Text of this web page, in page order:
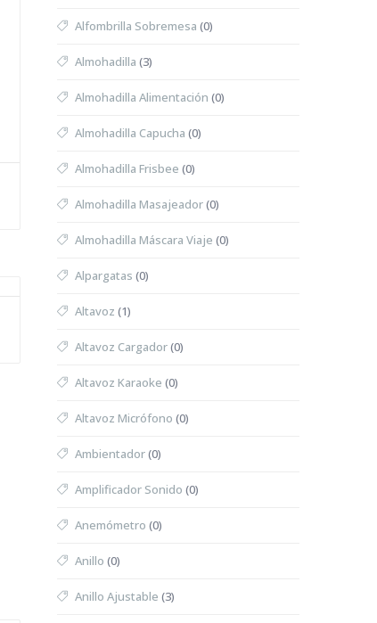
Alfombrilla Sobremesa (0)
Almohadilla (3)
Almohadilla Alimentación (0)
Almohadilla Capucha (0)
Almohadilla Frisbee (0)
Almohadilla Masajeador(0)
Almohadilla Máscara Viaje (0)
Alpargatas (0)
Altavoz (1)
Altavoz Cargador(0)
Altavoz Karaoke (0)
Altavoz Micrófono (0)
Ambientador(0)
Amplificador Sonido (0)
Anemómetro (0)
Anillo (0)
Anillo Ajustable (3)